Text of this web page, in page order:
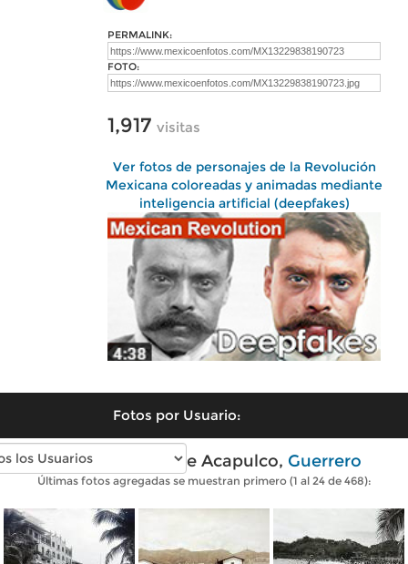
PERMALINK:
FOTO:
1,917 visitas
Ver fotos de personajes de la Revolución
Mexicana coloreadas y animadas mediante
inteligencia artificial (deepfakes)
Fotos por Usuario:
Fotos antiguas de Acapulco, Guerrero
Últimas fotos agregadas se muestran primero (1 al 24 de 468):